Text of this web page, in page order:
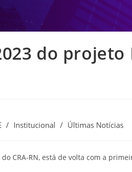
do
/ Institucional / Últimas Notícias
CRA-RN, está de volta com a